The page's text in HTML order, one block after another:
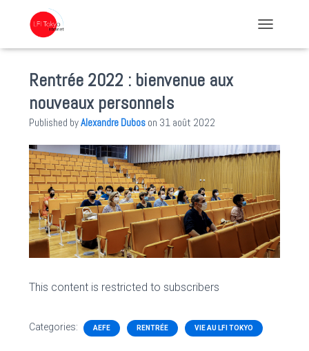
Rentrée 2022 : bienvenue aux
nouveaux personnels
Published byAlexandre Dubos on 31 août 2022
This content is restricted to subscribers
Categories: AEFE RENTRÉE VIE AU LFI TOKYO